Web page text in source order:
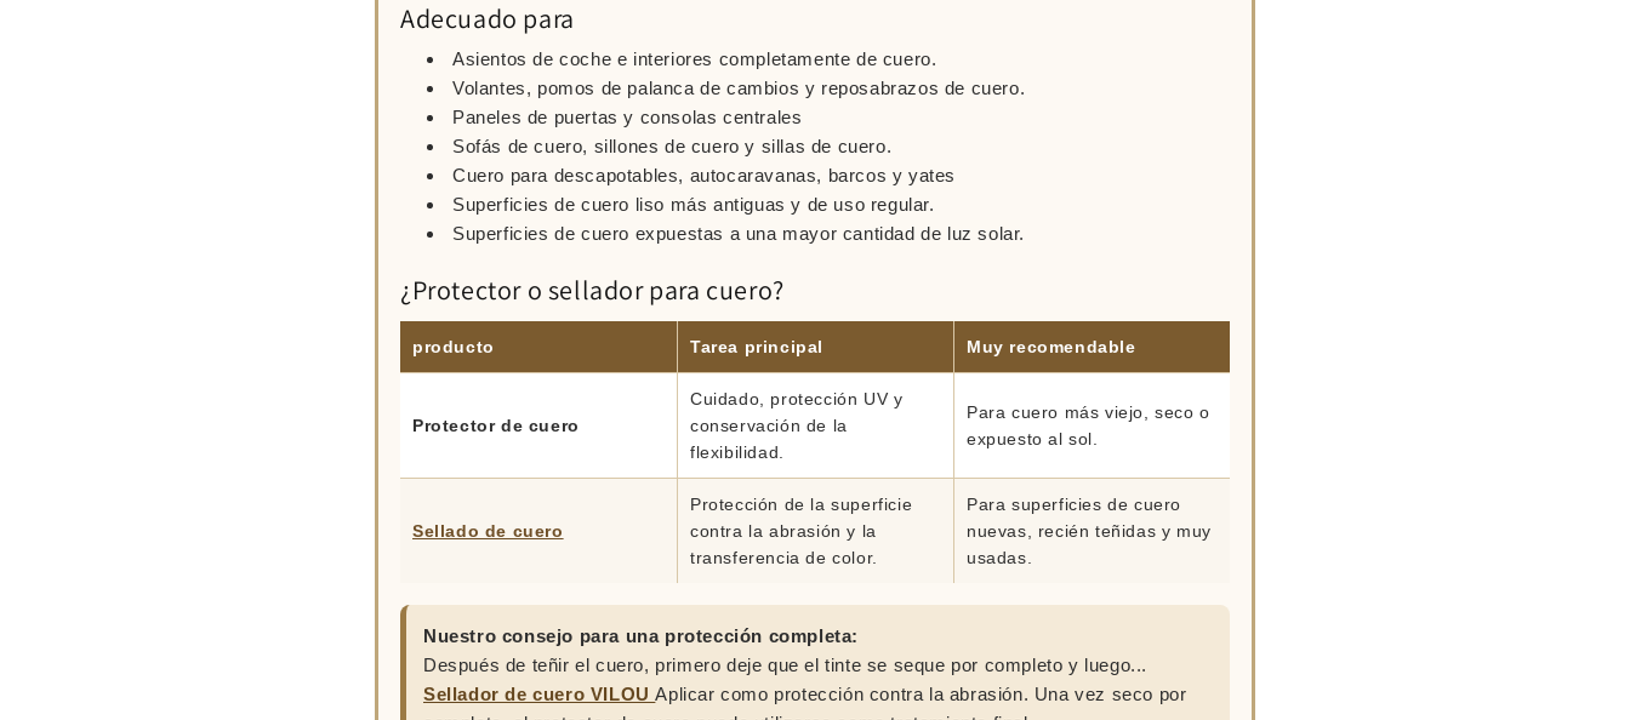
Adecuado para
Asientos de coche e interiores completamente de cuero.
Volantes, pomos de palanca de cambios y reposabrazos de cuero.
Paneles de puertas y consolas centrales
Sofás de cuero, sillones de cuero y sillas de cuero.
Cuero para descapotables, autocaravanas, barcos y yates
Superficies de cuero liso más antiguas y de uso regular.
Superficies de cuero expuestas a una mayor cantidad de luz solar.
¿Protector o sellador para cuero?
producto Tarea principal Muy recomendable
Protector de cuero
Cuidado, protección UV y
conservación de la
flexibilidad.
Para cuero más viejo, seco o
expuesto al sol.
Sellado de cuero
Protección de la superficie
contra la abrasión y la
transferencia de color.
Para superficies de cuero
nuevas, recién teñidas y muy
usadas.
Nuestro consejo para una protección completa:
Después de teñir el cuero, primero deje que el tinte se seque por completo y luego...
Sellador de cuero VILOUAplicar como protección contra la abrasión. Una vez seco por